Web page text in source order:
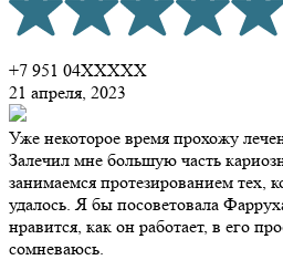
+7 951 04XXXXX
21 апреля, 2023
Уже некоторое время прохожу
Залечил мне большую часть
занимаемся протезированием тех,
удалось. Я бы посоветовала
нравится, как он работает, в его
сомневаюсь.